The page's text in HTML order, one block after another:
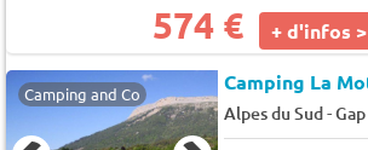
574 € + d'infos >
Camping and Co
Alpes du Sud-Gap